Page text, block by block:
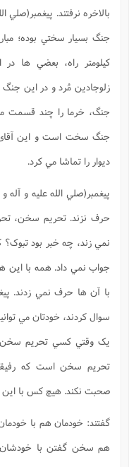
بالاخره نرفتند.
کيلومتر راه، بعضي ها در
زلوجادين مُرد و در اين
جنگ، خرما را چند قسمت
جنگ سخت است و اين آقای
ديوار را تماشا مي کرد.
پيغمبر(صلي الله عليه و
حرف نزند. تحريم سخن،
نمي زند، چه خبر بود
جواب نمي داد. همه با اين
با آن ها حرف نمي زدند.
سوال کردند، خودتان مي
يک وقتي کسي تحريم سخن
تحريم سخن است که
صحبت نکند. هيچ کس با
گفتند: خودمان هم با
هم سخن گفتن با خودشان